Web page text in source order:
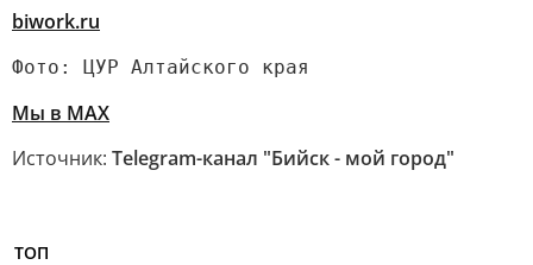
biwork.ru
Фото: ЦУР Алтайского края
Мы в MAX
Источник: Telegram-канал "Бийск - мой город"
ТОП